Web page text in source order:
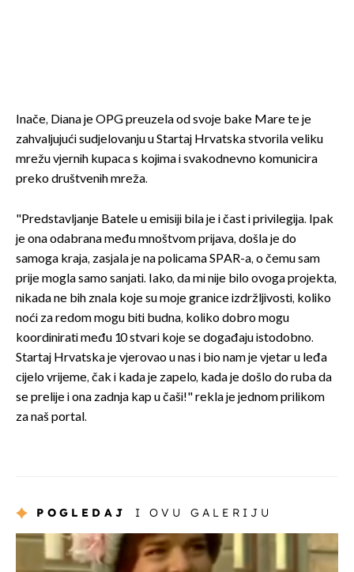
Inače, Diana je OPG preuzela od svoje bake Mare te je
zahvaljujući sudjelovanju u Startaj Hrvatska stvorila veliku
mrežu vjernih kupaca s kojima i svakodnevno komunicira
preko društvenih mreža.
"Predstavljanje Batele u emisiji bila je i čast i privilegija. Ipak
je ona odabrana među mnoštvom prijava, došla je do
samoga kraja, zasjala je na policama SPAR-a, o čemu sam
prije mogla samo sanjati. Iako, da mi nije bilo ovoga projekta,
nikada ne bih znala koje su moje granice izdržljivosti, koliko
noći za redom mogu biti budna, koliko dobro mogu
koordinirati među 10 stvari koje se događaju istodobno.
Startaj Hrvatska je vjerovao u nas i bio nam je vjetar u leđa
cijelo vrijeme, čak i kada je zapelo, kada je došlo do ruba da
se prelije i ona zadnja kap u čaši!" rekla je jednom prilikom
za naš portal.
POGLEDAJ I OVU GALERIJU